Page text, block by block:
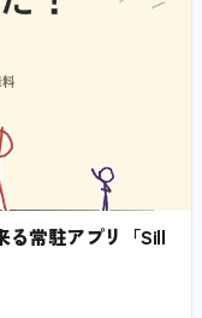
る常駐アプリ「Sill